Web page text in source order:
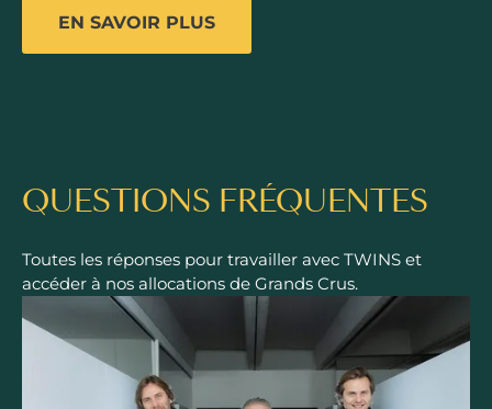
EN SAVOIR PLUS
QUESTIONS FRÉQUENTES
Toutes les réponses pour travailler avec TWINS et
accéder à nos allocations de Grands Crus.